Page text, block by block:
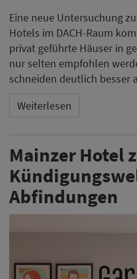
Eine neue Untersuchung
Hotels im DACH-Raum
privat geführte Häuser in
nur selten empfohlen
schneiden deutlich besser
Weiterlesen
Mainzer Hotel
Abfindungen